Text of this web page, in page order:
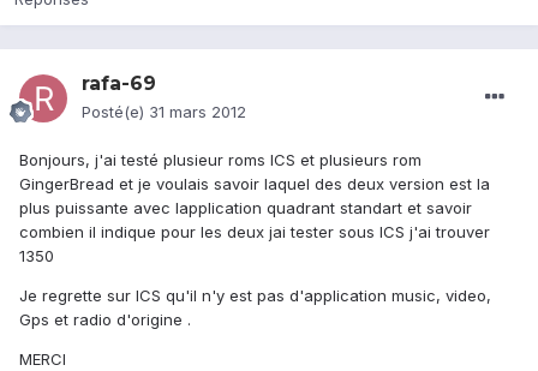
rafa-69
Posté(e) 31 mars 2012
Bonjours, j'ai testé plusieur roms ICS et plusieurs rom
GingerBread et je voulais savoir laquel des deux version est la
plus puissante avec lapplication quadrant standart et savoir
combien il indique pour les deux jai tester sous ICS j'ai trouver
1350
Je regrette sur ICS qu'il n'y est pas d'application music, video,
Gps et radio d'origine .
MERCI